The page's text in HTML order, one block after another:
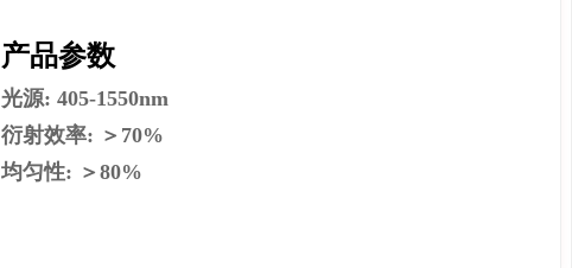
产品参数
光源: 405-1550nm
衍射效率: ＞70%
均匀性: ＞80%